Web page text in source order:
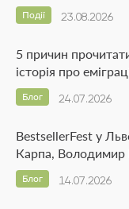
23.08.2026
Події
5 причин
історія про
24.07.2026
Блог
BestsellerFest у
Карпа, Володимир
14.07.2026
Блог